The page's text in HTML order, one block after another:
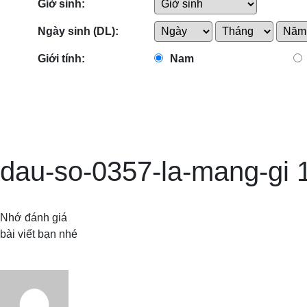
Giờ sinh:
Ngày sinh (DL):
Giới tính: Nam
dau-so-0357-la-mang-gi
Nhớ đánh giá
bài viết bạn nhé